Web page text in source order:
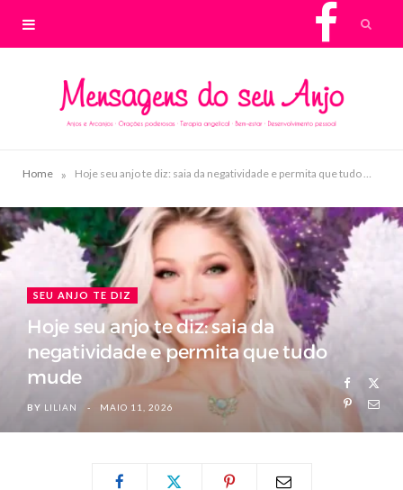
F
c
e
b
o
o
Home » Hoje seu anjo te diz: saia da negatividade e permita que tudo mude
SEU ANJO TE DIZ
Hoje seu anjo te diz: saia da
negatividade e permita que tudo
mude
BY LILIAN MAIO 11, 2026